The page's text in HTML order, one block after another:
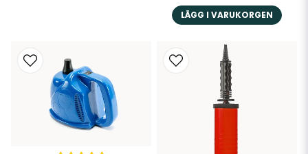
LÄGG I VARUKORGEN